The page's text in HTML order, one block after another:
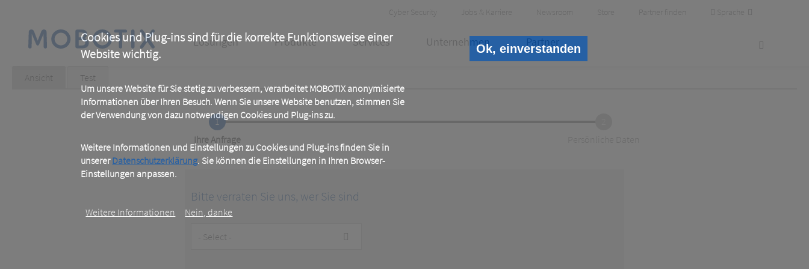
Cookies und Plug-ins sind für die korrekte Funktionsweise einer
Website wichtig.
Um unsere Website für Sie stetig zu verbessern, verarbeitet MOBOTIX anonymisierte
Informationen über Ihren Besuch. Wenn Sie unsere Website benutzen, stimmen Sie
der Verwendung von dazu notwendigen Cookies und Plug-ins zu.
Weitere Informationen und Einstellungen zu Cookies und Plug-ins finden Sie in
unsererDatenschutzerklärung. Sie können die Einstellungen in Ihren Browser-
Einstellungen anpassen.
Weitere Informationen Nein, danke
Ok, einverstanden
content
Header
Meta
Cyber Security Jobs & Karriere Newsroom Store Partner finden Sprache
Main
Lösungen Produkte Services Unternehmen Partner
Primary
Ansicht Test
1
Current
Ihre Anfrage
Bitte verraten Sie uns, wer Sie sind
Type